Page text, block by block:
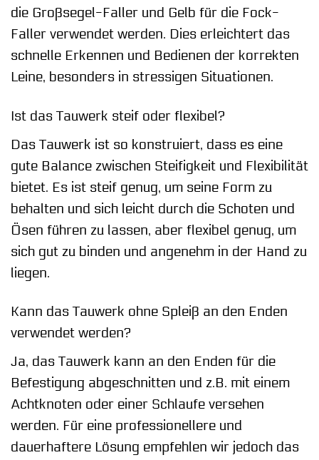
die Großsegel-Faller und Gelb für die Fock-
Faller verwendet werden. Dies erleichtert das
schnelle Erkennen und Bedienen der korrekten
Leine, besonders in stressigen Situationen.
Ist das Tauwerk steif oder flexibel?
Das Tauwerk ist so konstruiert, dass es eine
gute Balance zwischen Steifigkeit und Flexibilität
bietet. Es ist steif genug, um seine Form zu
behalten und sich leicht durch die Schoten und
Ösen führen zu lassen, aber flexibel genug, um
sich gut zu binden und angenehm in der Hand zu
liegen.
Kann das Tauwerk ohne Spleiß an den Enden
verwendet werden?
Ja, das Tauwerk kann an den Enden für die
Befestigung abgeschnitten und z.B. mit einem
Achtknoten oder einer Schlaufe versehen
werden. Für eine professionellere und
dauerhaftere Lösung empfehlen wir jedoch das